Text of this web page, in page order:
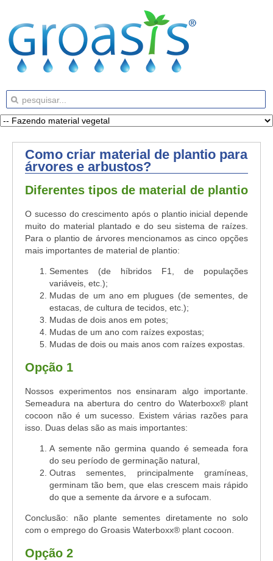
Como criar material de plantio para
árvores e arbustos?
Diferentes tipos de material de plantio
O sucesso do crescimento após o plantio inicial depende
muito do material plantado e do seu sistema de raízes.
Para o plantio de árvores mencionamos as cinco opções
mais importantes de material de plantio:
Sementes (de híbridos F1, de populações
variáveis, etc.);
Mudas de um ano em plugues (de sementes, de
estacas, de cultura de tecidos, etc.);
Mudas de dois anos em potes;
Mudas de um ano com raízes expostas;
Mudas de dois ou mais anos com raízes expostas.
Opção 1
Nossos experimentos nos ensinaram algo importante.
Semeadura na abertura do centro do Waterboxx® plant
cocoon não é um sucesso. Existem várias razões para
isso. Duas delas são as mais importantes:
A semente não germina quando é semeada fora
do seu período de germinação natural,
Outras sementes, principalmente gramíneas,
germinam tão bem, que elas crescem mais rápido
do que a semente da árvore e a sufocam.
Conclusão: não plante sementes diretamente no solo
com o emprego do Groasis Waterboxx® plant cocoon.
Opção 2